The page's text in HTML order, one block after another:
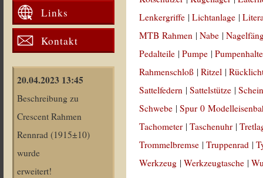
Links
Kontakt
20.04.2023 13:45
Beschreibung zu
Crescent Rahmen
Rennrad (1915±10)
wurde
erweitert!
Lenkergriffe |Lichtanlage |
MTB Rahmen |Nabe |
Pedalteile |Pumpe |
Rahmenschloß |Ritzel |
Sattelfedern |Sattelstütze |
Schwebe |Spur 0
Tachometer |Taschenuhr |
Trommelbremse |Truppenrad |
Werkzeug |Werkzeugtasche |